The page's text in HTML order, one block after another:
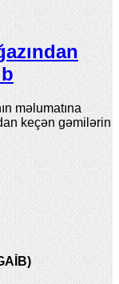
məlumatına
keçən gəmilərin